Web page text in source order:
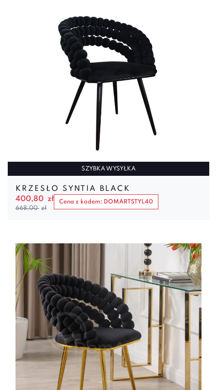
SZYBKA WYSYŁKA
KRZESŁO SYNTIA BLACK
400,80 zł
668,00 zł
Cena z kodem: DOMARTSTYL40